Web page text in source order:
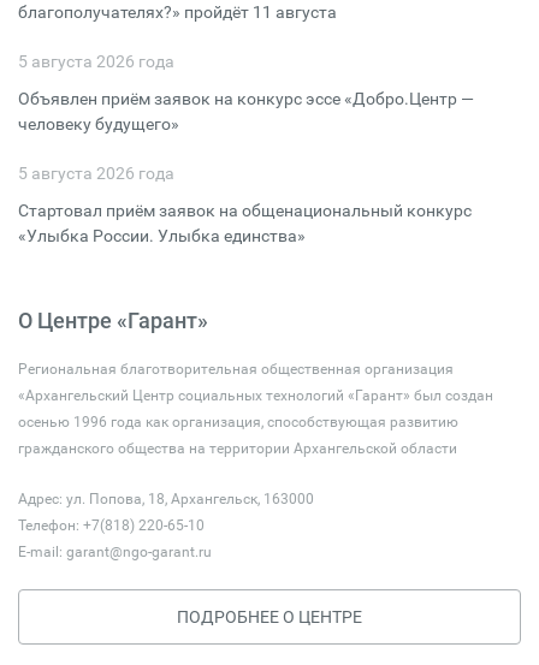
благополучателях?» пройдёт 11 августа
5 августа 2026 года
Объявлен приём заявок на конкурс эссе «Добро.Центр —
человеку будущего»
5 августа 2026 года
Стартовал приём заявок на общенациональный конкурс
«Улыбка России. Улыбка единства»
О Центре «Гарант»
Региональная благотворительная общественная организация
«Архангельский Центр социальных технологий «Гарант» был создан
осенью 1996 года как организация, способствующая развитию
гражданского общества на территории Архангельской области
Адрес: ул. Попова, 18, Архангельск, 163000
Телефон: +7(818) 220-65-10
E-mail: garant@ngo-garant.ru
ПОДРОБНЕЕ О ЦЕНТРЕ